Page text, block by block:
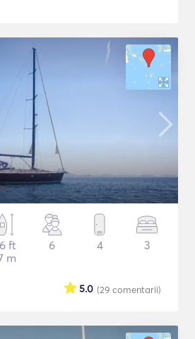
ft
m
6 4 3
(29 comentarii)
5.0